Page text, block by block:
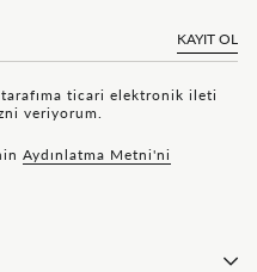
KAYIT OL
ticari elektronik ileti
veriyorum.
Aydınlatma Metni'ni